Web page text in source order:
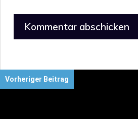
Vorheriger Beitrag